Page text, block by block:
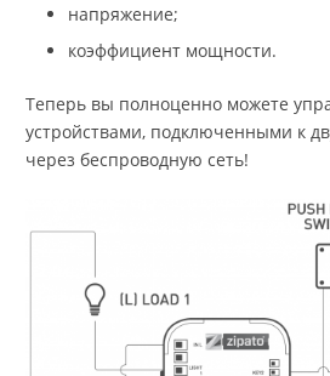
напряжение;
коэффициент мощности.
Теперь вы полноценно можете
устройствами, подключенными к
через беспроводную сеть!